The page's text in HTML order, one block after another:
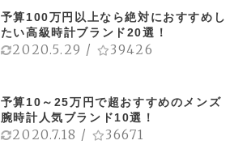
予算100万円以上なら絶対におすすめし
たい高級時計ブランド20選！
2020.5.29 / 39426
予算10～25万円で超おすすめのメンズ
腕時計人気ブランド10選！
2020.7.18 / 36671